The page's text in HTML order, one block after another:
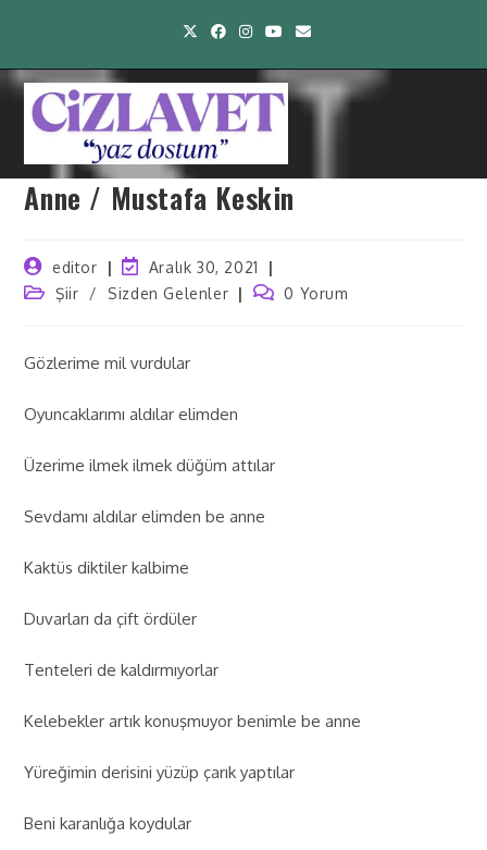
Anne / Mustafa Keskin
editor
Aralık 30, 2021
Şiir
/ Sizden Gelenler 0 Yorum
Gözlerime mil vurdular
Oyuncaklarımı aldılar elimden
Üzerime ilmek ilmek düğüm attılar
Sevdamı aldılar elimden be anne
Kaktüs diktiler kalbime
Duvarları da çift ördüler
Tenteleri de kaldırmıyorlar
Kelebekler artık konuşmuyor benimle be anne
Yüreğimin derisini yüzüp çarık yaptılar
Beni karanlığa koydular